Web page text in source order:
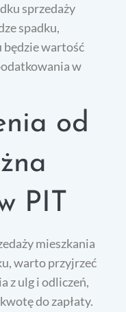
sprzedaży
spadku,
będzie wartość
w
od
PIT
mieszkania
warto przyjrzeć
z ulg i odliczeń,
do zapłaty.